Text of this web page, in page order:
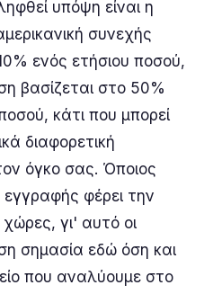
υπόψη είναι η
συνεχής
ενός ετήσιου ποσού,
βασίζεται στο 50%
κάτι που μπορεί
διαφορετική
όγκο σας. Όποιος
εγγραφής φέρει την
γι' αυτό οι
σημασία εδώ όση και
που αναλύουμε στο